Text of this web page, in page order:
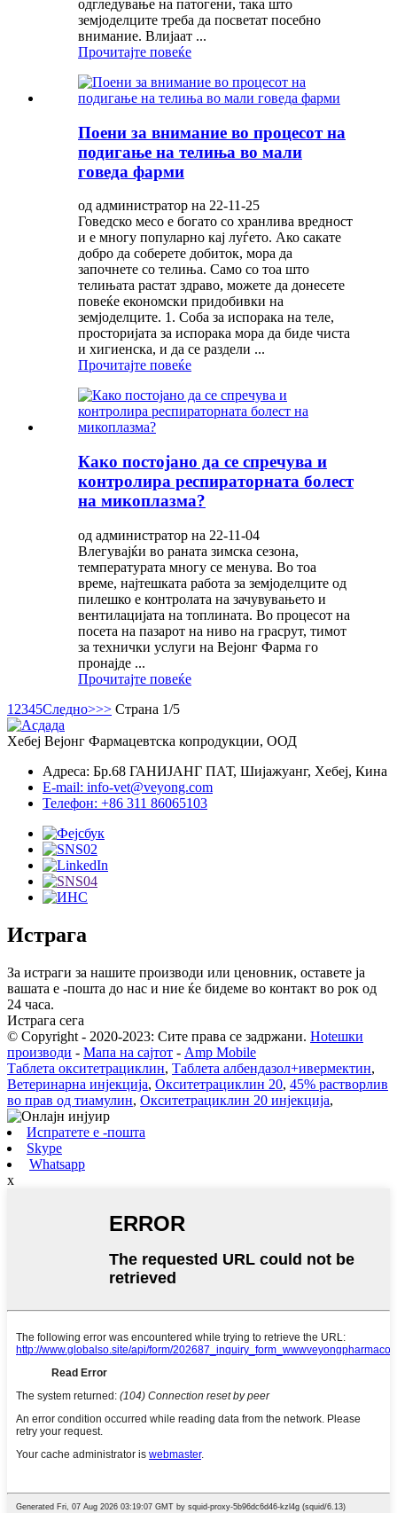
одгледување на патогени, така што
земјоделците треба да посветат посебно
внимание. Влијаат ...
Прочитајте повеќе
Поени за внимание во процесот на
подигање на телиња во мали
говеда фарми
од администратор на 22-11-25
Говедско месо е богато со хранлива вредност
и е многу популарно кај луѓето. Ако сакате
добро да соберете добиток, мора да
започнете со телиња. Само со тоа што
телињата растат здраво, можете да донесете
повеќе економски придобивки на
земјоделците. 1. Соба за испорака на теле,
просторијата за испорака мора да биде чиста
и хигиенска, и да се раздели ...
Прочитајте повеќе
Како постојано да се спречува и
контролира респираторната болест
на микоплазма?
од администратор на 22-11-04
Влегувајќи во раната зимска сезона,
температурата многу се менува. Во тоа
време, најтешката работа за земјоделците од
пилешко е контролата на зачувувањето и
вентилацијата на топлината. Во процесот на
посета на пазарот на ниво на грасрут, тимот
за технички услуги на Вејонг Фарма го
пронајде ...
Прочитајте повеќе
1 2345Следно>>> Страна 1/5
Хебеј Вејонг Фармацевтска копродукции, ООД
Адреса: Бр.68 ГАНИЈАНГ ПАТ, Шијажуанг, Хебеј, Кина
E-mail: info-vet@veyong.com
Телефон: +86 311 86065103
Истрага
За истраги за нашите производи или ценовник, оставете ја
вашата е -пошта до нас и ние ќе бидеме во контакт во рок од
24 часа.
Истрага сега
© Copyright - 2020-2023: Сите права се задржани. Hotешки
производи - Мапа на сајтот - Amp Mobile
Таблета окситетрациклин, Таблета албендазол+ивермектин,
Ветеринарна инјекција, Окситетрациклин 20, 45% растворлив
во прав од тиамулин, Окситетрациклин 20 инјекција,
Испратете е -пошта
Skype
Whatsapp
x